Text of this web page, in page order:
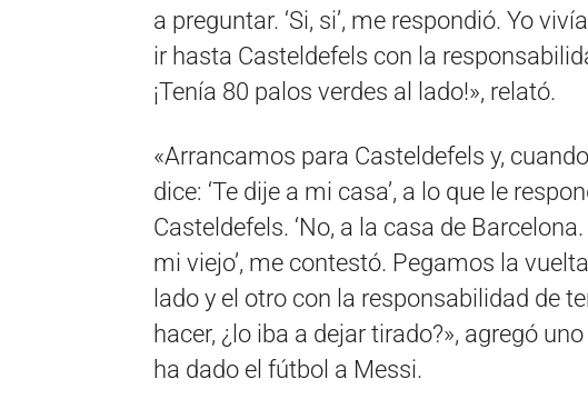
a preguntar. ‘Si, si’, me respondió. Yo
ir hasta Casteldefels con la
¡Tenía 80 palos verdes al lado!», relató.
«Arrancamos para Casteldefels y,
dice: ‘Te dije a mi casa’, a lo que le
Casteldefels. ‘No, a la casa de
mi viejo’, me contestó. Pegamos la
lado y el otro con la responsabilidad de
hacer, ¿lo iba a dejar tirado?», agregó
ha dado el fútbol a Messi.